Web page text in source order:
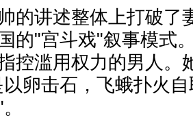
讲述整体上打破了
的"宫斗戏"叙事模式
控滥用权力的男人。
卵击石，飞蛾扑火